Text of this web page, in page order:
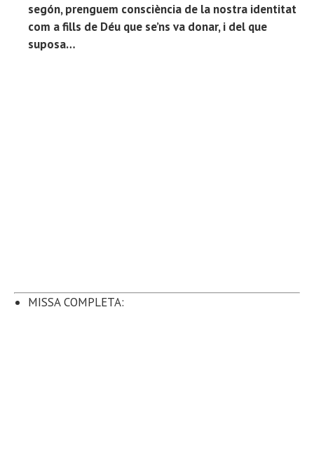
segón, prenguem consciència de la nostra identitat
com a fills de Déu que se’ns va donar, i del que
suposa…
MISSA COMPLETA: